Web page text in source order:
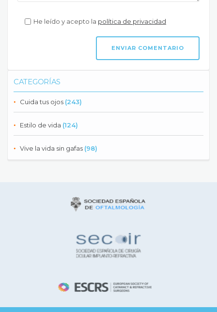
He leído y acepto la política de privacidad
CATEGORÍAS
Cuida tus ojos (243)
Estilo de vida (124)
Vive la vida sin gafas (98)